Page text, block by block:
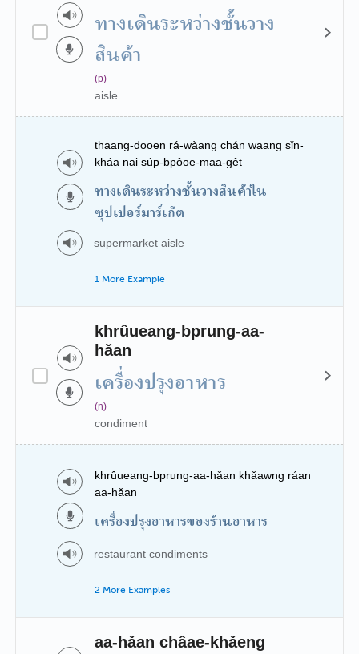
ทางเดินระหว่างชั้นวาง
สินค้า
(p)
aisle
thaang-dooen rá-wàang chán waang sǐn-
kháa nai súp-bpôoe-maa-gêt
ทางเดินระหว่างชั้นวางสินค้าใน
ซุปเปอร์มาร์เก็ต
supermarket aisle
1 More Example
khrûueang-bprung-aa-
hǎan
เครื่องปรุงอาหาร
(n)
condiment
khrûueang-bprung-aa-hǎan khǎawng ráan
aa-hǎan
เครื่องปรุงอาหารของร้านอาหาร
restaurant condiments
2 More Examples
aa-hǎan châae-khǎeng